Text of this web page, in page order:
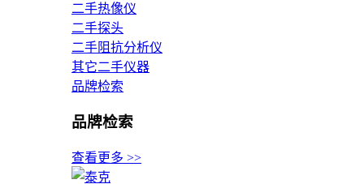
二手热像仪
二手探头
二手阻抗分析仪
其它二手仪器
品牌检索
品牌检索
查看更多 >>